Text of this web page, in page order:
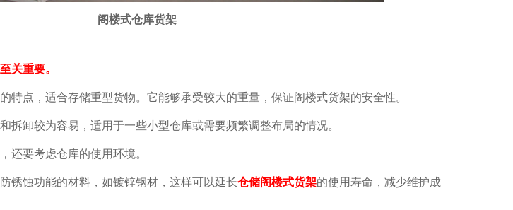
阁楼式仓库货架
关重要。
点，适合存储重型货物。它能够承受较大的重量，保证阁楼式货架的安全性。
卸较为容易，适用于一些小型仓库或需要频繁调整布局的情况。
要考虑仓库的使用环境。
蚀功能的材料，如镀锌钢材，这样可以延长仓储阁楼式货架的使用寿命，减少维护成